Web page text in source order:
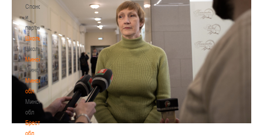
Спонсоры
и
партнеры
Школы
Школы
Минск
Минск
Минская
обл
Минская
обл
Брестская
обл